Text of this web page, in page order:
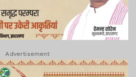
Advertisement